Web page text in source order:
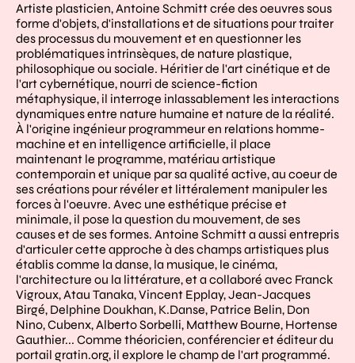
Artiste plasticien, Antoine Schmitt crée des oeuvres sous
forme d'objets, d'installations et de situations pour traiter
des processus du mouvement et en questionner les
problématiques intrinsèques, de nature plastique,
philosophique ou sociale. Héritier de l'art cinétique et de
l'art cybernétique, nourri de science-fiction
métaphysique, il interroge inlassablement les interactions
dynamiques entre nature humaine et nature de la réalité.
À l'origine ingénieur programmeur en relations homme-
machine et en intelligence artificielle, il place
maintenant le programme, matériau artistique
contemporain et unique par sa qualité active, au coeur de
ses créations pour révéler et littéralement manipuler les
forces à l'oeuvre. Avec une esthétique précise et
minimale, il pose la question du mouvement, de ses
causes et de ses formes. Antoine Schmitt a aussi entrepris
d'articuler cette approche à des champs artistiques plus
établis comme la danse, la musique, le cinéma,
l'architecture ou la littérature, et a collaboré avec Franck
Vigroux, Atau Tanaka, Vincent Epplay, Jean-Jacques
Birgé, Delphine Doukhan, K.Danse, Patrice Belin, Don
Nino, Cubenx, Alberto Sorbelli, Matthew Bourne, Hortense
Gauthier... Comme théoricien, conférencier et éditeur du
portail gratin.org, il explore le champ de l'art programmé.